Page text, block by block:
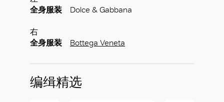
全身服装 Dolce & Gabbana
右
全身服装
Bottega Veneta
编缉精选